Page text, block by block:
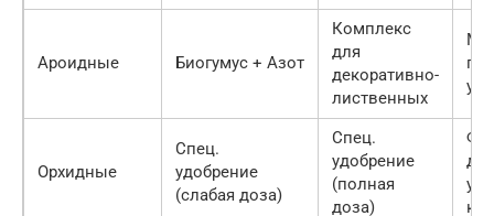
Ароидные Биогумус + Азот
Комплекс
для
декоративно-
лиственных
Орхидные
Спец.
удобрение
(слабая доза)
Спец.
удобрение
(полная
доза)
для